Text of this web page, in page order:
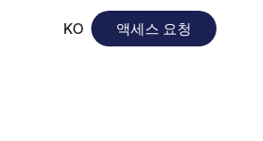
KO 액세스 요청